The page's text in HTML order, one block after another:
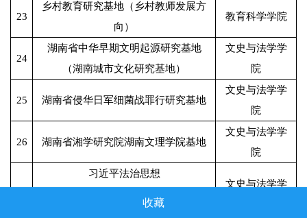
23
乡村教育研究基地（乡村教师发展方
向）
教育科学学院
24
湖南省中华早期文明起源研究基地
（湖南城市文化研究基地）
文史与法学学
院
25 湖南省侵华日军细菌战罪行研究基地
文史与法学学
院
26 湖南省湘学研究院湖南文理学院基地
文史与法学学
院
习近平法治思想
文史与法学学
收藏